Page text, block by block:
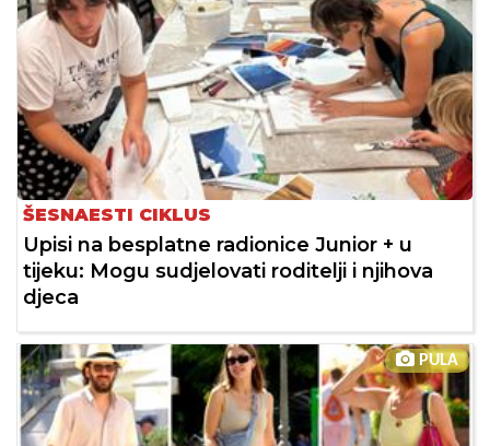
ŠESNAESTI CIKLUS
Upisi na besplatne radionice Junior + u
tijeku: Mogu sudjelovati roditelji i njihova
djeca
PULA